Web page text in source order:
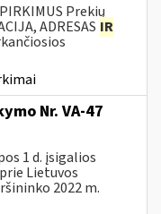
Prekių
ADRESAS IR
Nr. VA-47
1 d. įsigalios
Lietuvos
2022 m.